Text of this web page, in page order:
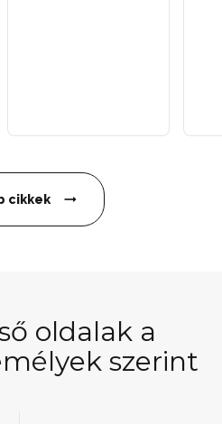
cikkek
oldalak a
szerint